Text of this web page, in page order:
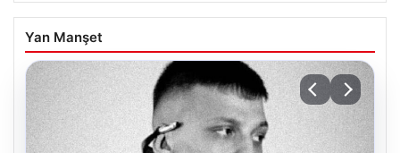
Yan Manşet